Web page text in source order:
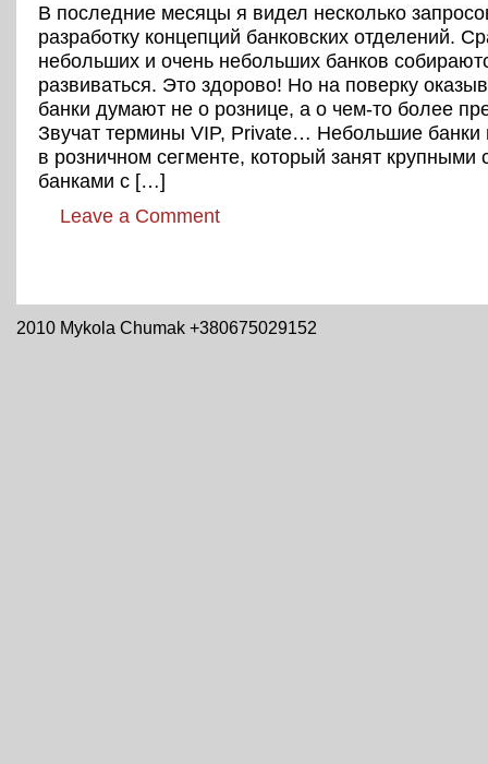
В последние месяцы я видел несколько
разработку концепций банковских отделений.
небольших и очень небольших банков
развиваться. Это здорово! Но на поверку
банки думают не о рознице, а о чем-то более
Звучат термины VIP, Private… Небольшие банки
в розничном сегменте, который занят крупными
банками с […]
Leave a Comment
2010 Mykola Chumak +380675029152